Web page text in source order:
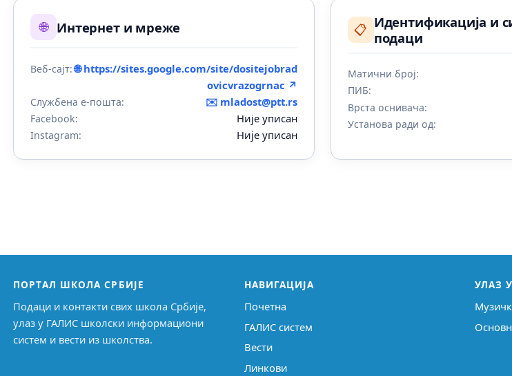
🌐 Интернет и мреже
Веб-сајт: 🌐 https://sites.google.com/site/dositejobrad
ovicvrazogrnac ↗
Службена е-пошта: ✉️ mladost@ptt.rs
Facebook: Није уписан
Instagram: Није уписан
📋 Идентификација и
подаци
Матични број:
ПИБ:
Врста оснивача:
Установа ради од:
ПОРТАЛ ШКОЛА СРБИЈЕ
Подаци и контакти свих школа Србије,
улаз у ГАЛИС школски информациони
систем и вести из школства.
НАВИГАЦИЈА
Почетна
ГАЛИС систем
Вести
Линкови
УЛАЗ